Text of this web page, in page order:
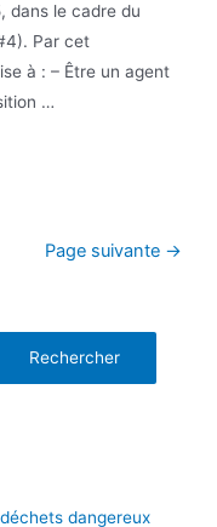
dans le cadre du
Par cet
à : – Être un agent
…
Page suivante →
Rechercher
dangereux